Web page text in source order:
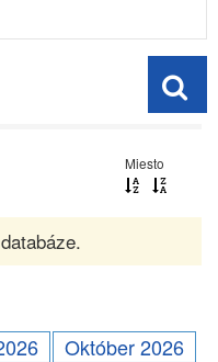
Miesto
Október 2026